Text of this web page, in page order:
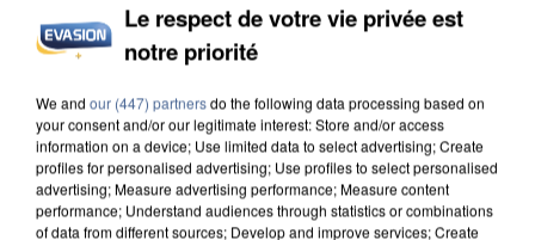
7 août 2026
Un second cadre de la DZ Mafia interpellé en
Un cofondateur du réseau avait été interpellé
quelques jours plus tôt.
Le respect de votre vie privée est
notre priorité
We and our (447) partnersdo the following data processing based on
your consent and/or our legitimate interest: Store and/or access
information on a device; Use limited data to select advertising; Create
profiles for personalised advertising; Use profiles to select personalised
advertising; Measure advertising performance; Measure content
performance; Understand audiences through statistics or combinations
of data from different sources; Develop and improve services; Create